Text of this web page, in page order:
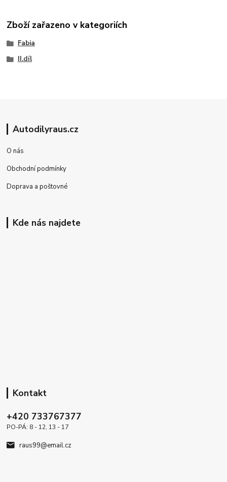
Zboží zařazeno v kategoriích
Fabia
II.díl
Autodilyraus.cz
O nás
Obchodní podmínky
Doprava a poštovné
Kde nás najdete
Kontakt
+420 733767377
PO-PÁ: 8 - 12, 13 - 17
raus99@email.cz